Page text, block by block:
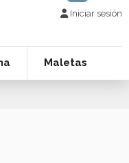
Iniciar sesión
Maletas